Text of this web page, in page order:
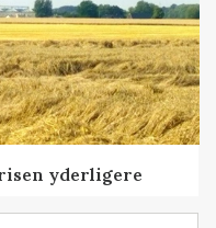
yderligere